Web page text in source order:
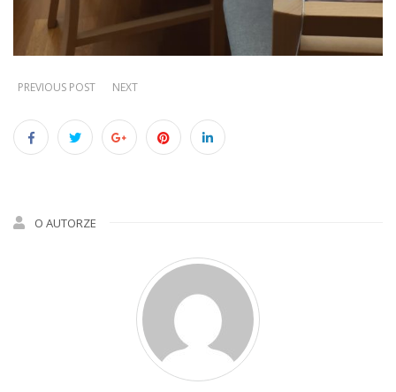
PREVIOUS POST NEXT
O AUTORZE